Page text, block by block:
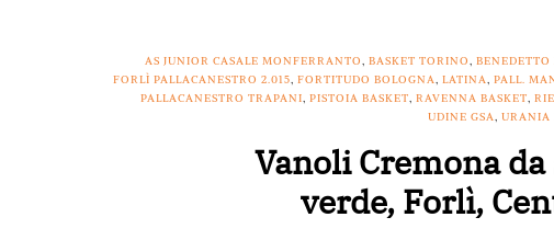
AS JUNIOR CASALE MONFERRANTO,BASKET TORINO,
FORLÌ PALLACANESTRO 2.015,FORTITUDO BOLOGNA,LATINA,PALL.
PALLACANESTRO TRAPANI,PISTOIA BASKET,RAVENNA BASKET,
UDINE GSA,URANIA
Vanoli Cremona
verde, Forlì,